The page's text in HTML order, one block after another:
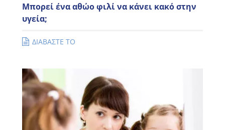
Μπορεί ένα αθώο φιλί να κάνει κακό στην
υγεία;
ΔΙΑΒΑΣΤΕ ΤΟ